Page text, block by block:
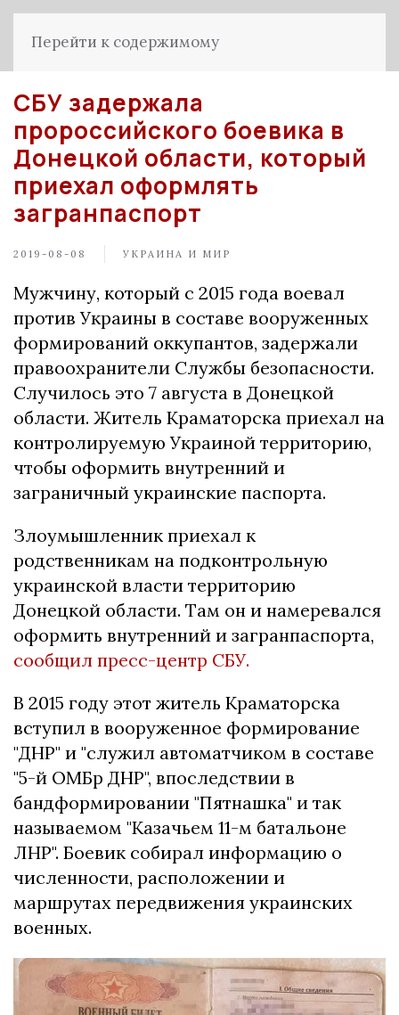
Перейти к содержимому
СБУ задержала
пророссийского боевика в
Донецкой области, который
приехал оформлять
загранпаспорт
2019-08-08 УКРАИНА И МИР
Мужчину, который с 2015 года воевал
против Украины в составе вооруженных
формирований оккупантов, задержали
правоохранители Службы безопасности.
Случилось это 7 августа в Донецкой
области. Житель Краматорска приехал на
контролируемую Украиной территорию,
чтобы оформить внутренний и
заграничный украинские паспорта.
Злоумышленник приехал к
родственникам на подконтрольную
украинской власти территорию
Донецкой области. Там он и намеревался
оформить внутренний и загранпаспорта,
сообщил пресс-центр СБУ.
В 2015 году этот житель Краматорска
вступил в вооруженное формирование
"ДНР" и "служил автоматчиком в составе
"5-й ОМБр ДНР", впоследствии в
бандформировании "Пятнашка" и так
называемом "Казачьем 11-м батальоне
ЛНР". Боевик собирал информацию о
численности, расположении и
маршрутах передвижения украинских
военных.